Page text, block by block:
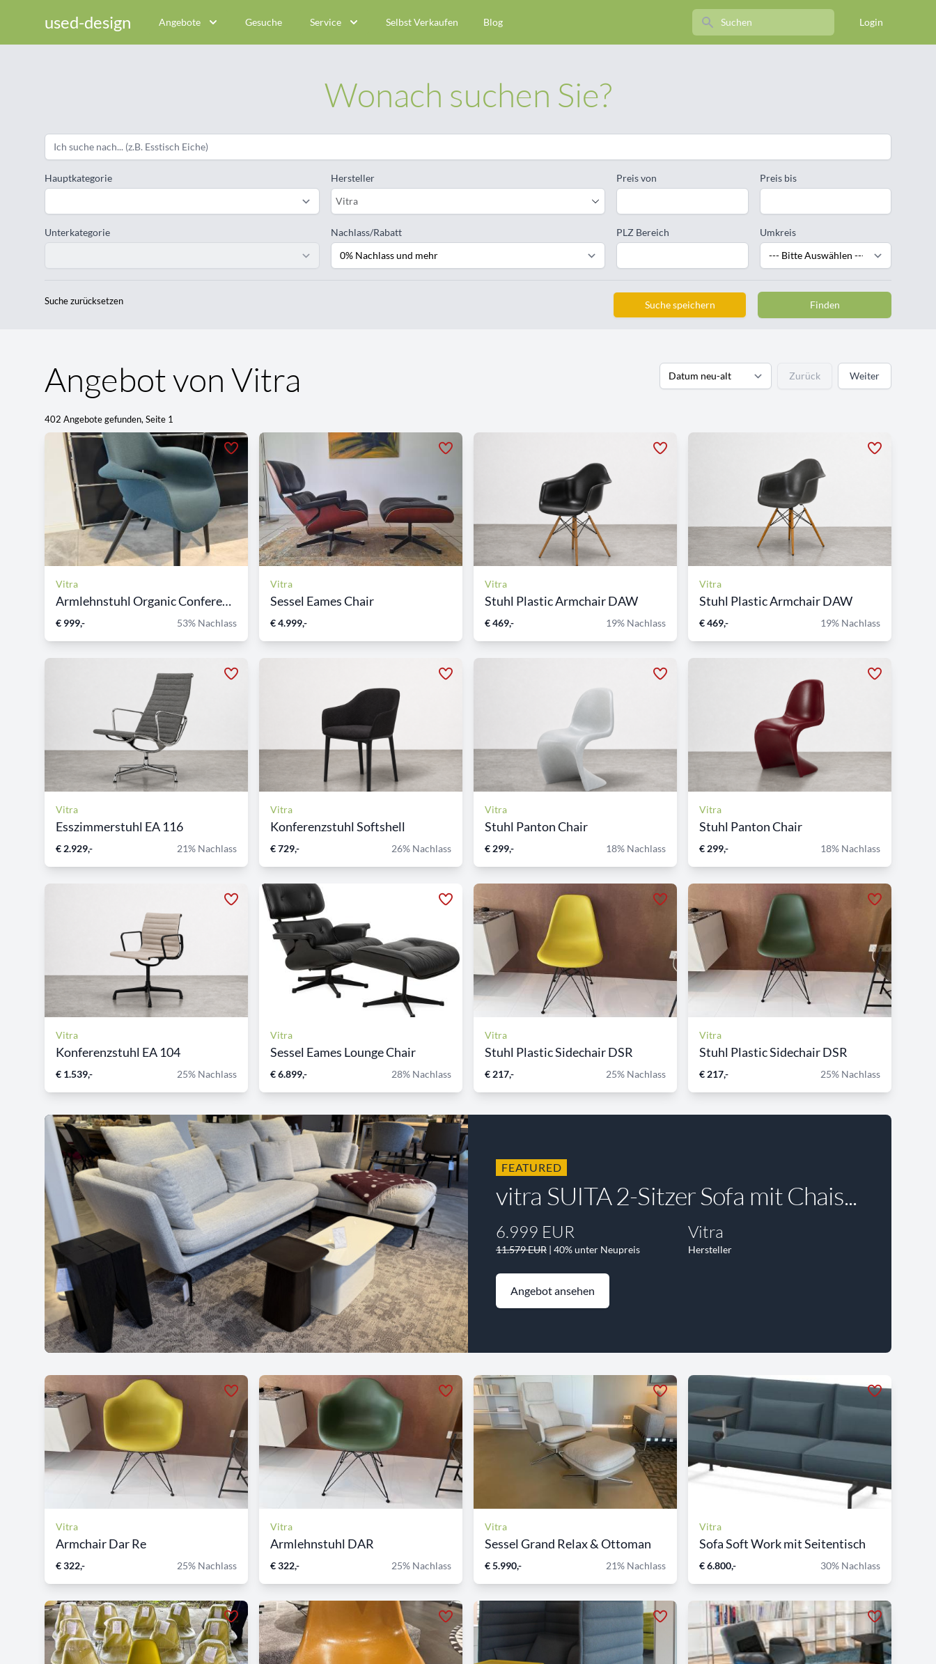
used-design Angebote Gesuche Service Selbst Verkaufen Blog Search Login
Wonach suchen Sie?
Hauptkategorie
Unterkategorie
Hersteller
Vitra
Nachlass/Rabatt
Preis von Preis bis
PLZ Bereich Umkreis
Suche zurücksetzen Suche speichern Finden
Angebot von Vitra
402 Angebote gefunden, Seite 1
Zurück Weiter
Vitra
Armlehnstuhl Organic Conference
€ 999,- 53% Nachlass
Vitra
Sessel Eames Chair
€ 4.999,-
Vitra
Stuhl Plastic Armchair DAW
€ 469,- 19% Nachlass
Vitra
Stuhl Plastic Armchair DAW
€ 469,- 19% Nachlass
Vitra
Esszimmerstuhl EA 116
€ 2.929,- 21% Nachlass
Vitra
Konferenzstuhl Softshell
€ 729,- 26% Nachlass
Vitra
Stuhl Panton Chair
€ 299,- 18% Nachlass
Vitra
Stuhl Panton Chair
€ 299,- 18% Nachlass
Vitra
Konferenzstuhl EA 104
€ 1.539,- 25% Nachlass
Vitra
Sessel Eames Lounge Chair
€ 6.899,- 28% Nachlass
Vitra
Stuhl Plastic Sidechair DSR
€ 217,- 25% Nachlass
Vitra
Stuhl Plastic Sidechair DSR
€ 217,- 25% Nachlass
FEATURED
vitra SUITA 2-Sitzer Sofa mit Chais...
6.999 EUR
11.579 EUR | 40% unter Neupreis
Vitra
Hersteller
Angebot ansehen
Vitra
Armchair Dar Re
€ 322,- 25% Nachlass
Vitra
Armlehnstuhl DAR
€ 322,- 25% Nachlass
Vitra
Sessel Grand Relax & Ottoman
€ 5.990,- 21% Nachlass
Vitra
Sofa Soft Work mit Seitentisch
€ 6.800,- 30% Nachlass